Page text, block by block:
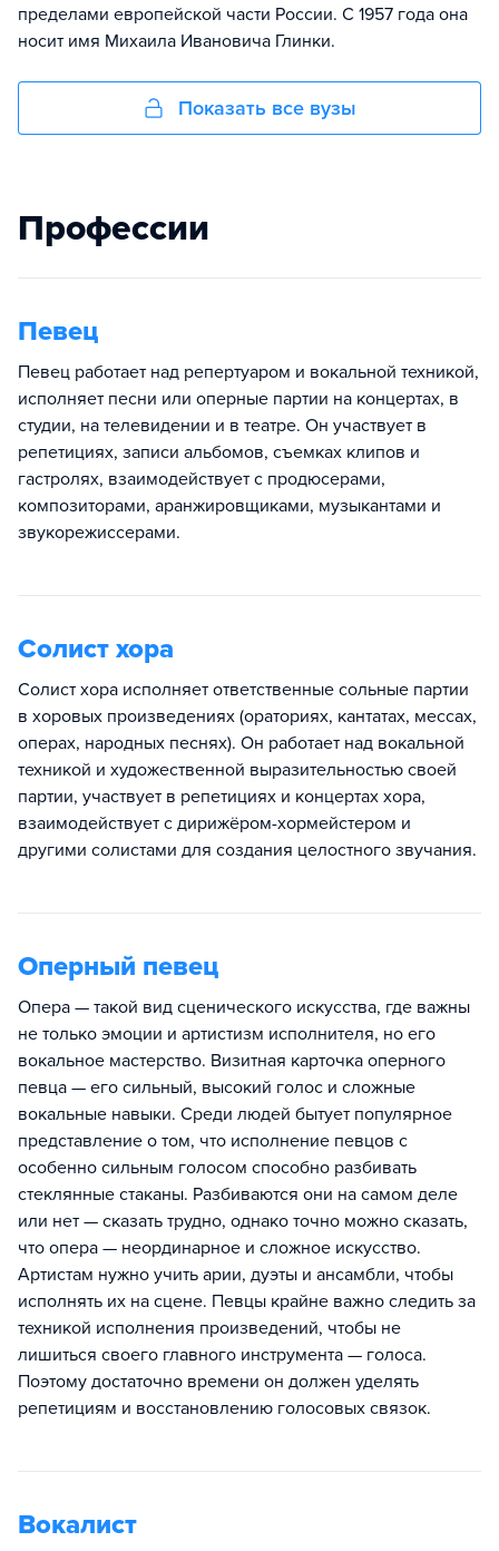
пределами европейской части России. С 1957 года она
носит имя Михаила Ивановича Глинки.
Показать все вузы
Профессии
Певец
Певец работает над репертуаром и вокальной техникой,
исполняет песни или оперные партии на концертах, в
студии, на телевидении и в театре. Он участвует в
репетициях, записи альбомов, съемках клипов и
гастролях, взаимодействует с продюсерами,
композиторами, аранжировщиками, музыкантами и
звукорежиссерами.
Солист хора
Солист хора исполняет ответственные сольные партии
в хоровых произведениях (ораториях, кантатах, мессах,
операх, народных песнях). Он работает над вокальной
техникой и художественной выразительностью своей
партии, участвует в репетициях и концертах хора,
взаимодействует с дирижёром-хормейстером и
другими солистами для создания целостного звучания.
Оперный певец
Опера — такой вид сценического искусства, где важны
не только эмоции и артистизм исполнителя, но его
вокальное мастерство. Визитная карточка оперного
певца — его сильный, высокий голос и сложные
вокальные навыки. Среди людей бытует популярное
представление о том, что исполнение певцов с
особенно сильным голосом способно разбивать
стеклянные стаканы. Разбиваются они на самом деле
или нет — сказать трудно, однако точно можно сказать,
что опера — неординарное и сложное искусство.
Артистам нужно учить арии, дуэты и ансамбли, чтобы
исполнять их на сцене. Певцы крайне важно следить за
техникой исполнения произведений, чтобы не
лишиться своего главного инструмента — голоса.
Поэтому достаточно времени он должен уделять
репетициям и восстановлению голосовых связок.
Вокалист